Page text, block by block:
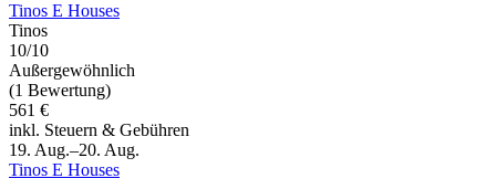
Tinos E Houses
Tinos
10/10
Außergewöhnlich
(1 Bewertung)
561 €
inkl. Steuern & Gebühren
19. Aug.–20. Aug.
Tinos E Houses